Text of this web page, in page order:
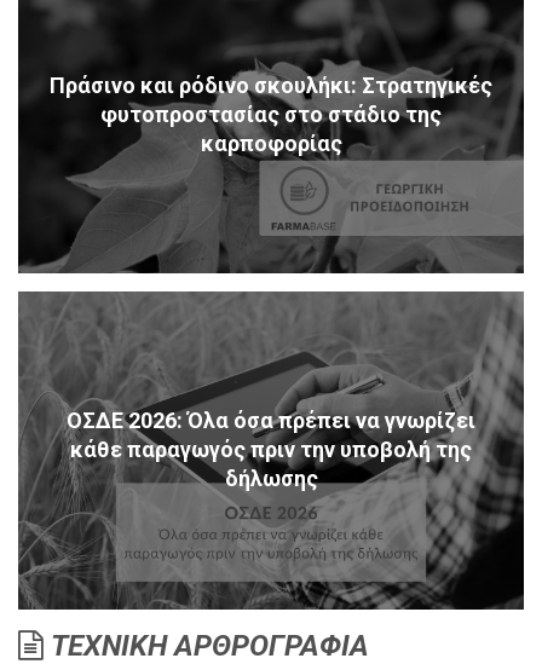
Πράσινο και ρόδινο σκουλήκι: Στρατηγικές
φυτοπροστασίας στο στάδιο της
καρποφορίας
ΟΣΔΕ 2026: Όλα όσα πρέπει να γνωρίζει
κάθε παραγωγός πριν την υποβολή της
δήλωσης
ΤΕΧΝΙΚΗ ΑΡΘΡΟΓΡΑΦΙΑ